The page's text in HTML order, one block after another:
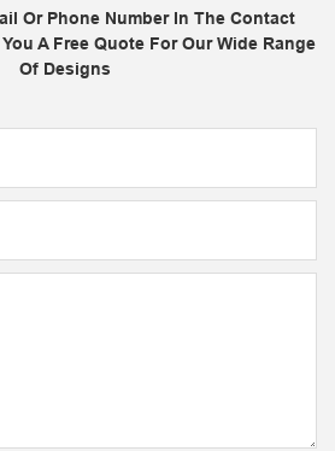
Or Phone Number In The Contact
A Free Quote For Our Wide Range
Of Designs